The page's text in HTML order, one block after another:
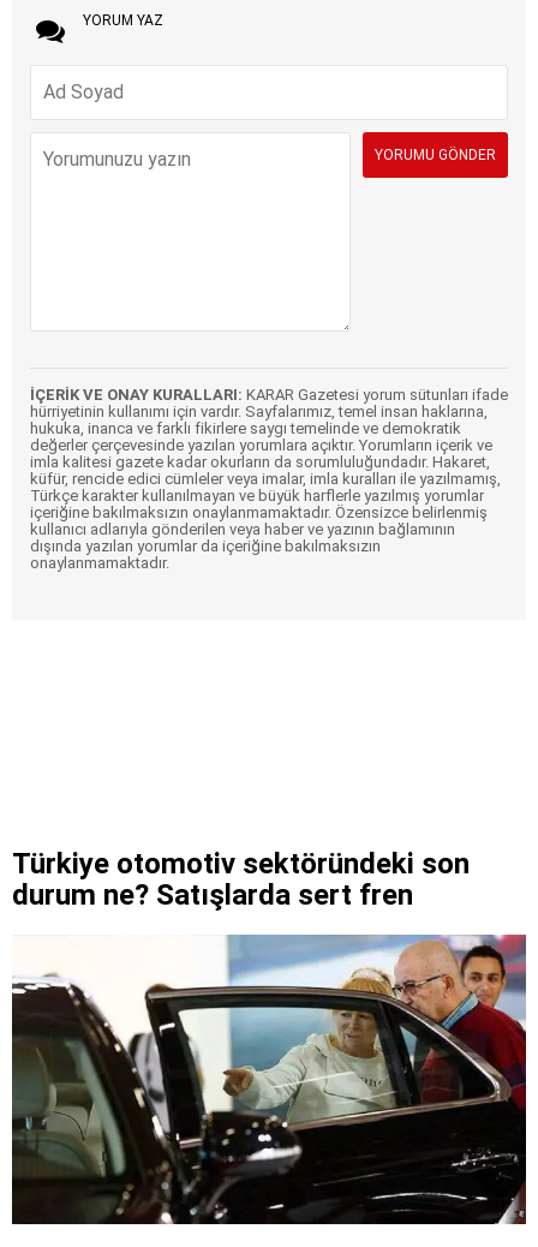
YORUM YAZ
İÇERİK VE ONAY KURALLARI: KARAR Gazetesi yorum sütunları ifade
hürriyetinin kullanımı için vardır. Sayfalarımız, temel insan haklarına,
hukuka, inanca ve farklı fikirlere saygı temelinde ve demokratik
değerler çerçevesinde yazılan yorumlara açıktır. Yorumların içerik ve
imla kalitesi gazete kadar okurların da sorumluluğundadır. Hakaret,
küfür, rencide edici cümleler veya imalar, imla kuralları ile yazılmamış,
Türkçe karakter kullanılmayan ve büyük harflerle yazılmış yorumlar
içeriğine bakılmaksızın onaylanmamaktadır. Özensizce belirlenmiş
kullanıcı adlarıyla gönderilen veya haber ve yazının bağlamının
dışında yazılan yorumlar da içeriğine bakılmaksızın
onaylanmamaktadır.
Türkiye otomotiv sektöründeki son
durum ne? Satışlarda sert fren